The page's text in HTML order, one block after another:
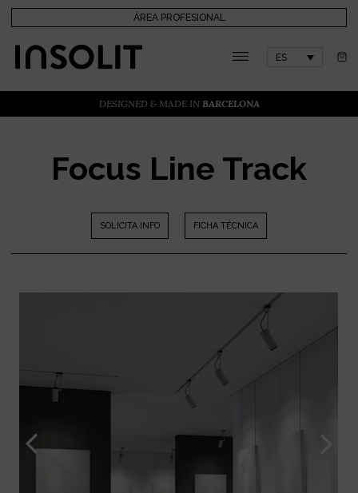
ÁREA PROFESIONAL
ES
DESIGNED & MADE IN BARCELONA
Focus Line Track
SOLICITA INFO FICHA TÉCNICA